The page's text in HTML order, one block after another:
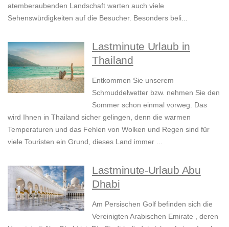
atemberaubenden Landschaft warten auch viele
Sehenswürdigkeiten auf die Besucher. Besonders beli...
Lastminute Urlaub in
Thailand
Entkommen Sie unserem
Schmuddelwetter bzw. nehmen Sie den
Sommer schon einmal vorweg. Das
wird Ihnen in Thailand sicher gelingen, denn die warmen
Temperaturen und das Fehlen von Wolken und Regen sind für
viele Touristen ein Grund, dieses Land immer ...
Lastminute-Urlaub Abu
Dhabi
Am Persischen Golf befinden sich die
Vereinigten Arabischen Emirate , deren